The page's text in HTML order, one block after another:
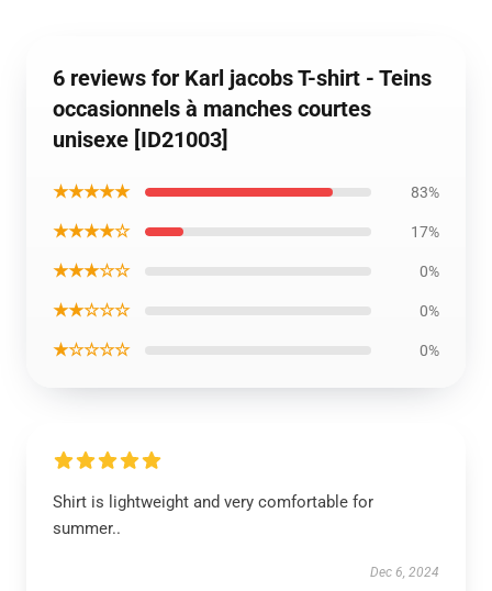
6 reviews for Karl jacobs T-shirt - Teins
occasionnels à manches courtes
unisexe [ID21003]
★★★★★ 83%
★★★★☆ 17%
★★★☆☆ 0%
★★☆☆☆ 0%
★☆☆☆☆ 0%
Shirt is lightweight and very comfortable for
summer..
Dec 6, 2024